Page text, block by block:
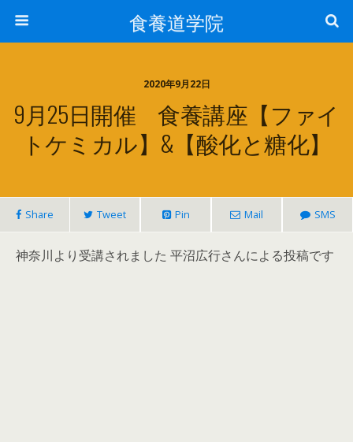
食養道学院
2020年9月22日
9月25日開催 食養講座【ファイ
トケミカル】&【酸化と糖化】
Share Tweet Pin Mail SMS
神奈川より受講されました 平沼広行さんによる投稿です